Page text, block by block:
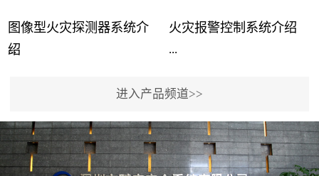
图像型火灾探测器系统介
绍
...
事故频发，传统的火灾探
测方法已无法满足要求。
尤其是目前众多的大型影
火灾报警控制系统介绍
...
用了具有仲裁机制和冗余
校验的总线传输技术、线
路状态检测与保护技术、
进入产品频道>>